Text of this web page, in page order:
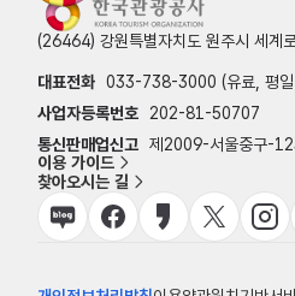
(26464) 강원특별자치도 원주시 세계
대표전화 033-738-3000 (유료, 평
사업자등록번호
202-81-50707
통신판매업신고 제2009-서울중구-
이용 가이드
찾아오시는 길